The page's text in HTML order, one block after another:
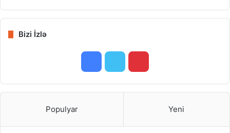
Bizi İzlə
a
w
i
Populyar Yeni